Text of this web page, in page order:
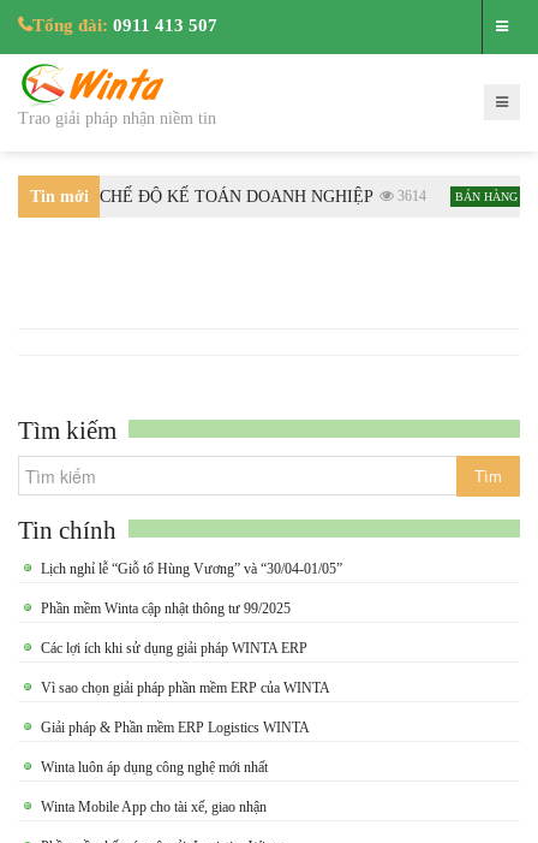
Tổng đài: 0911 413 507
Trao giải pháp nhận niềm tin
Tin mớiDẪN CHẾ ĐỘ KẾ TOÁN DOANH NGHIỆP 3614 BÁN HÀNG
Tìm kiếm
Tin chính
Lịch nghỉ lễ “Giỗ tổ Hùng Vương” và “30/04-01/05”
Phần mềm Winta cập nhật thông tư 99/2025
Các lợi ích khi sử dụng giải pháp WINTA ERP
Vì sao chọn giải pháp phần mềm ERP của WINTA
Giải pháp & Phần mềm ERP Logistics WINTA
Winta luôn áp dụng công nghệ mới nhất
Winta Mobile App cho tài xế, giao nhận